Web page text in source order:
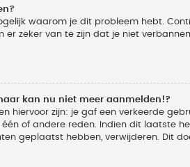
waarom je dit probleem hebt.
er zeker van te zijn dat je niet
kan nu niet meer aanmelden!?
hiervoor zijn: je gaf een verkeerde
of andere reden. Indien dit laatste
geplaatst hebben, verwijderen. Dit